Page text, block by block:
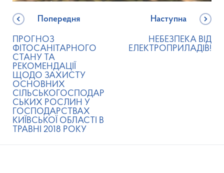
Попередня
ПРОГНОЗ
ФІТОСАНІТАРНОГО
СТАНУ ТА
РЕКОМЕНДАЦІЇ
ЩОДО ЗАХИСТУ
ОСНОВНИХ
СІЛЬСЬКОГОСПОДАР
СЬКИХ РОСЛИН У
ГОСПОДАРСТВАХ
КИЇВСЬКОЇ ОБЛАСТІ В
ТРАВНІ 2018 РОКУ
Наступна
НЕБЕЗПЕКА ВІД
ЕЛЕКТРОПРИЛАДІВ!